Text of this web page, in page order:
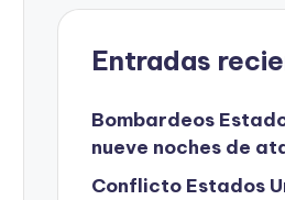
Entradas
Bombardeos
nueve noches de
Conflicto Estados